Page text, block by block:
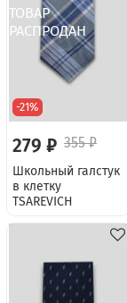
-21%
279 ₽ 355 ₽
Школьный галстук
в клетку
TSAREVICH